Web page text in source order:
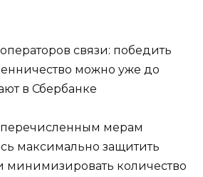
мерам
максимально защитить
минимизировать количество